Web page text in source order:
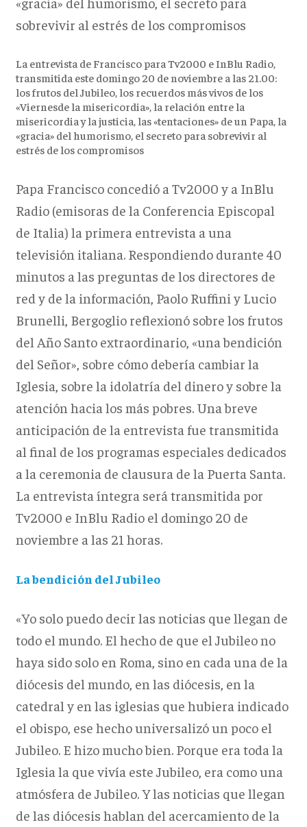
sobrevivir al estrés de los compromisos
La entrevista de Francisco para Tv2000 e InBlu Radio,
transmitida este domingo 20 de noviembre a las 21.00:
los frutos del Jubileo, los recuerdos más vivos de los
«Viernesde la misericordia», la relación entre la
misericordia y la justicia, las «tentaciones» de un Papa, la
«gracia» del humorismo, el secreto para sobrevivir al
estrés de los compromisos
Papa Francisco concedió a Tv2000 y a InBlu
Radio (emisoras de la Conferencia Episcopal
de Italia) la primera entrevista a una
televisión italiana. Respondiendo durante 40
minutos a las preguntas de los directores de
red y de la información, Paolo Ruffini y Lucio
Brunelli, Bergoglio reflexionó sobre los frutos
del Año Santo extraordinario, «una bendición
del Señor», sobre cómo debería cambiar la
Iglesia, sobre la idolatría del dinero y sobre la
atención hacia los más pobres. Una breve
anticipación de la entrevista fue transmitida
al final de los programas especiales dedicados
a la ceremonia de clausura de la Puerta Santa.
La entrevista íntegra será transmitida por
Tv2000 e InBlu Radio el domingo 20 de
noviembre a las 21 horas.
La bendición del Jubileo
«Yo solo puedo decir las noticias que llegan de
todo el mundo. El hecho de que el Jubileo no
haya sido solo en Roma, sino en cada una de la
diócesis del mundo, en las diócesis, en la
catedral y en las iglesias que hubiera indicado
el obispo, ese hecho universalizó un poco el
Jubileo. E hizo mucho bien. Porque era toda la
Iglesia la que vivía este Jubileo, era como una
atmósfera de Jubileo. Y las noticias que llegan
de las diócesis hablan del acercamiento de la